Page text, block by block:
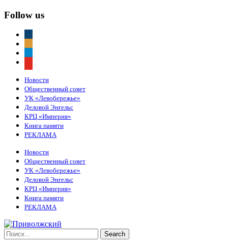
Follow us
Новости
Общественный совет
УК «Левобережье»
Деловой Энгельс
КРЦ «Империя»
Книга памяти
РЕКЛАМА
Новости
Общественный совет
УК «Левобережье»
Деловой Энгельс
КРЦ «Империя»
Книга памяти
РЕКЛАМА